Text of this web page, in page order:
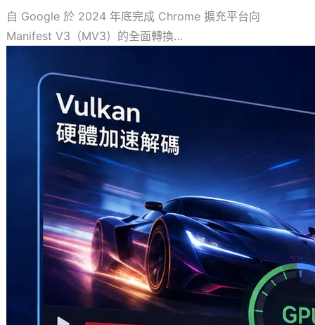
自 Google 於 2024 年底完成 Chrome 擴充平台向
Manifest V3（MV3）的全面轉換…
2026 年 7 月 22 日